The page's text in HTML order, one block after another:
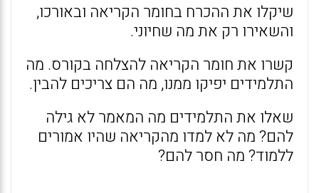
שיקלו את ההכרח בחומר הקריאה ובאורכו,
והשאירו רק את מה שחיוני.
קשרו את חומר הקריאה להצלחה בקורס. מה
התלמידים יפיקו ממנו, מה הם צריכים להבין.
שאלו את התלמידים מה המאמר לא גילה
להם? מה לא למדו מהקריאה שהיו אמורים
ללמוד? מה חסר להם?